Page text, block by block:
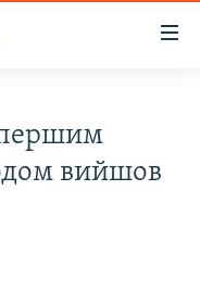
першим
вийшов